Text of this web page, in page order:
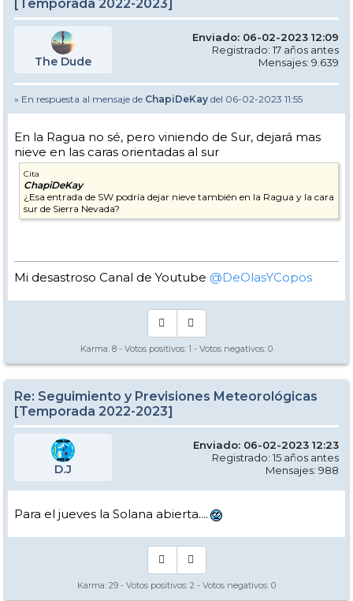
[Temporada 2022-2023]
The Dude
Enviado: 06-02-2023 12:09
Registrado: 17 años antes
Mensajes: 9.639
» En respuesta al mensaje de ChapiDeKay del 06-02-2023 11:55
En la Ragua no sé, pero viniendo de Sur, dejará mas
nieve en las caras orientadas al sur
Cita
ChapiDeKay
¿Esa entrada de SW podría dejar nieve también en la Ragua y la cara
sur de Sierra Nevada?
Mi desastroso Canal de Youtube @DeOlasYCopos
Karma: 8 - Votos positivos: 1 - Votos negativos: 0
Re: Seguimiento y Previsiones Meteorológicas
[Temporada 2022-2023]
D.J
Enviado: 06-02-2023 12:23
Registrado: 15 años antes
Mensajes: 988
Para el jueves la Solana abierta....
Karma: 29 - Votos positivos: 2 - Votos negativos: 0